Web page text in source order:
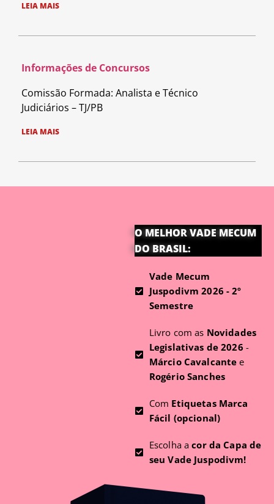
LEIA MAIS
Informações de Concursos
Comissão Formada: Analista e Técnico
Judiciários – TJ/PB
LEIA MAIS
O MELHOR VADE MECUM
DO BRASIL:
Vade Mecum
Juspodivm 2026 - 2º
Semestre
Livro com as Novidades
Legislativas de 2026 -
Márcio Cavalcante e
Rogério Sanches
Com Etiquetas Marca
Fácil (opcional)
Escolha acor da Capa de
seu Vade Juspodivm!